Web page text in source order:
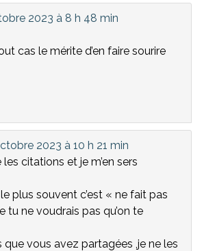
2023 à 8 h 48 min
cas le mérite d’en faire sourire
2023 à 10 h 21 min
les citations et je m’en sers
le plus souvent c’est « ne fait pas
tu ne voudrais pas qu’on te
que vous avez partagées ,je ne les